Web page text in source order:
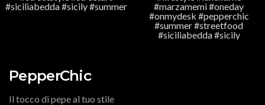
PepperChic
Il tocco di pepe al tuo stile